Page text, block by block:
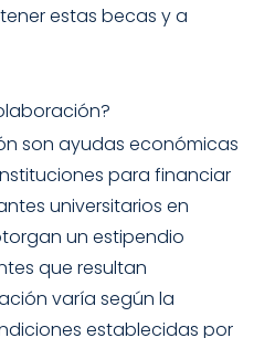
estas becas y a
son ayudas económicas
para financiar
universitarios en
un estipendio
que resultan
varía según la
establecidas por